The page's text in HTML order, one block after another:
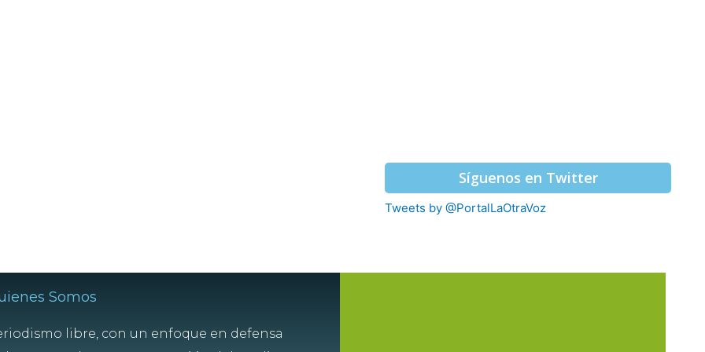
Síguenos en Twitter
Tweets by @PortalLaOtraVoz
Somos
libre, con un enfoque en defensa